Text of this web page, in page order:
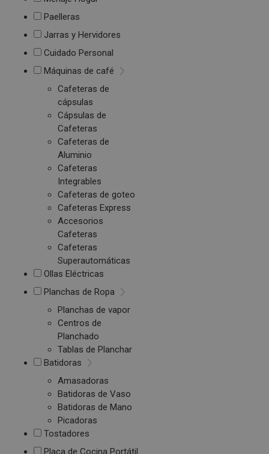
Paelleras
Jarras y Hervidores
Cuidado Personal
Máquinas de café
Cafeteras de
cápsulas
Cápsulas de
Cafeteras
Cafeteras de
Aluminio
Cafeteras
Integrables
Cafeteras de goteo
Cafeteras Express
Accesorios
Cafeteras
Cafeteras
Superautomáticas
Ollas Eléctricas
Planchas de Ropa
Planchas de vapor
Centros de
Planchado
Tablas de Planchar
Batidoras
Amasadoras
Batidoras de Vaso
Batidoras de Mano
Picadoras
Tostadores
Placa de Cocina Portátil